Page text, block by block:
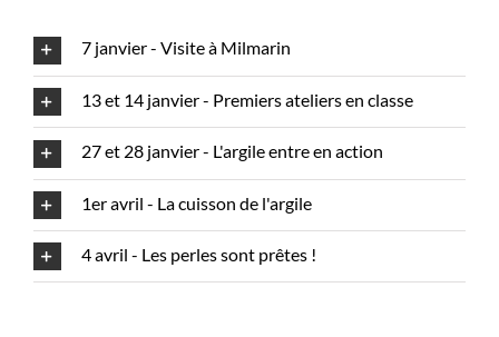
7 janvier - Visite à Milmarin
13 et 14 janvier - Premiers ateliers en classe
27 et 28 janvier - L'argile entre en action
1er avril - La cuisson de l'argile
4 avril - Les perles sont prêtes !